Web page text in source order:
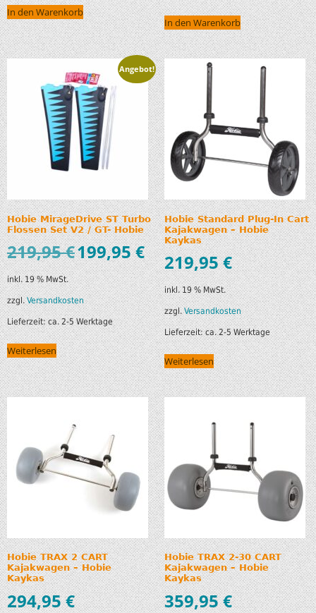
In den Warenkorb
In den Warenkorb
Angebot!
Hobie MirageDrive ST Turbo
Flossen Set V2 / GT- Hobie
219,95€199,95€
inkl. 19 % MwSt.
zzgl.Versandkosten
Lieferzeit:ca. 2-5 Werktage
Weiterlesen
Hobie Standard Plug-In Cart
Kajakwagen – Hobie
Kaykas
219,95€
inkl. 19 % MwSt.
zzgl.Versandkosten
Lieferzeit:ca. 2-5 Werktage
Weiterlesen
Hobie TRAX 2 CART
Kajakwagen – Hobie
Kaykas
294,95€
Hobie TRAX 2-30 CART
Kajakwagen – Hobie
Kaykas
359,95€